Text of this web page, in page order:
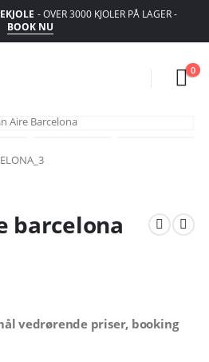
- OVER 3000 KJOLER PÅ LAGER -
BOOK NU
0
barcelona
vedrørende priser, booking